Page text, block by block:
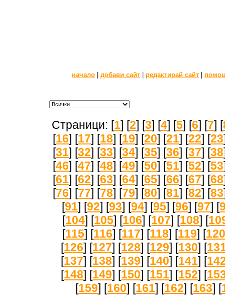
начало добави сайт редактирай сайт
Страници: [1] [2] [3] [4] [5] [6] [7] [
[16] [17] [18] [19] [20] [21] [22] [23
[31] [32] [33] [34] [35] [36] [37] [38
[46] [47] [48] [49] [50] [51] [52] [53
[61] [62] [63] [64] [65] [66] [67] [68
[76] [77] [78] [79] [80] [81] [82] [83
[91] [92] [93] [94] [95] [96] [97] [
[104] [105] [106] [107] [108] [
[115] [116] [117] [118] [119] [120
[126] [127] [128] [129] [130] [
[137] [138] [139] [140] [141] [
[148] [149] [150] [151] [152] [
[159] [160] [161] [162] [163] [